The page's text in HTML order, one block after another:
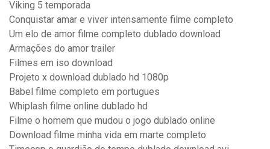
Viking 5 temporada
Conquistar amar e viver intensamente filme completo
Um elo de amor filme completo dublado download
Armações do amor trailer
Filmes em iso download
Projeto x download dublado hd 1080p
Babel filme completo em portugues
Whiplash filme online dublado hd
Filme o homem que mudou o jogo dublado online
Download filme minha vida em marte completo